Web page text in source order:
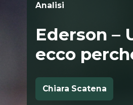
Analisi
Ederson –
ecco
Chiara Scatena